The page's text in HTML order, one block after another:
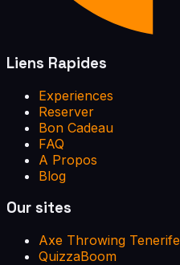
Liens Rapides
Experiences
Reserver
Bon Cadeau
FAQ
A Propos
Blog
Our sites
Axe Throwing Tenerife
QuizzaBoom